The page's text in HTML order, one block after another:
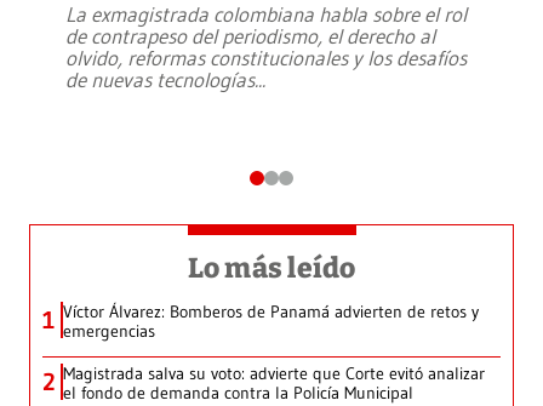
La exmagistrada colombiana habla sobre el rol
de contrapeso del periodismo, el derecho al
olvido, reformas constitucionales y los desafíos
de nuevas tecnologías...
Lo más leído
1 Víctor Álvarez: Bomberos de Panamá advierten de retos y
emergencias
2 Magistrada salva su voto: advierte que Corte evitó analizar
el fondo de demanda contra la Policía Municipal